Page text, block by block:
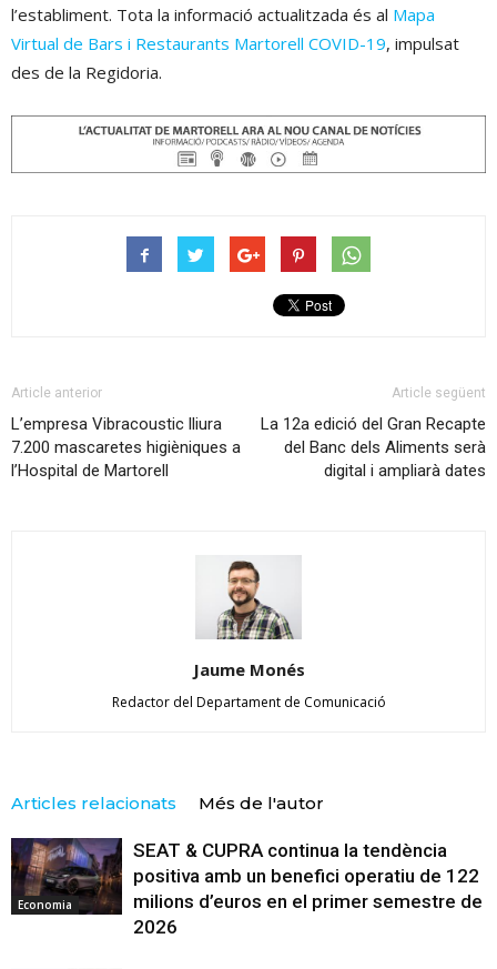
l’establiment. Tota la informació actualitzada és al Mapa
Virtual de Bars i Restaurants Martorell COVID-19, impulsat
des de la Regidoria.
Article anterior
L’empresa Vibracoustic lliura
7.200 mascaretes higièniques a
l’Hospital de Martorell
Article següent
La 12a edició del Gran Recapte
del Banc dels Aliments serà
digital i ampliarà dates
Jaume Monés
Redactor del Departament de Comunicació
Articles relacionats Més de l'autor
Economia
SEAT & CUPRA continua la tendència
positiva amb un benefici operatiu de 122
milions d’euros en el primer semestre de
2026